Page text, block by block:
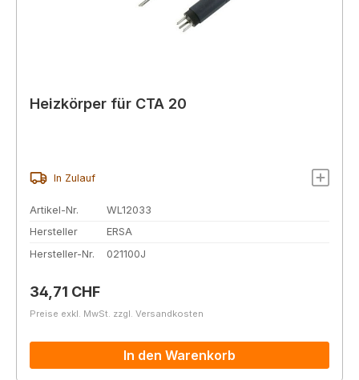
Heizkörper für CTA 20
In Zulauf
Artikel-Nr.
WL12033
Hersteller
ERSA
Hersteller-Nr.
021100J
Regulärer Preis:
34,71 CHF
Preise exkl. MwSt. zzgl. Versandkosten
In den Warenkorb